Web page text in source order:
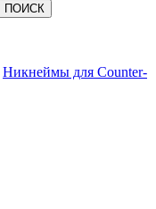
Никнеймы для Counter-